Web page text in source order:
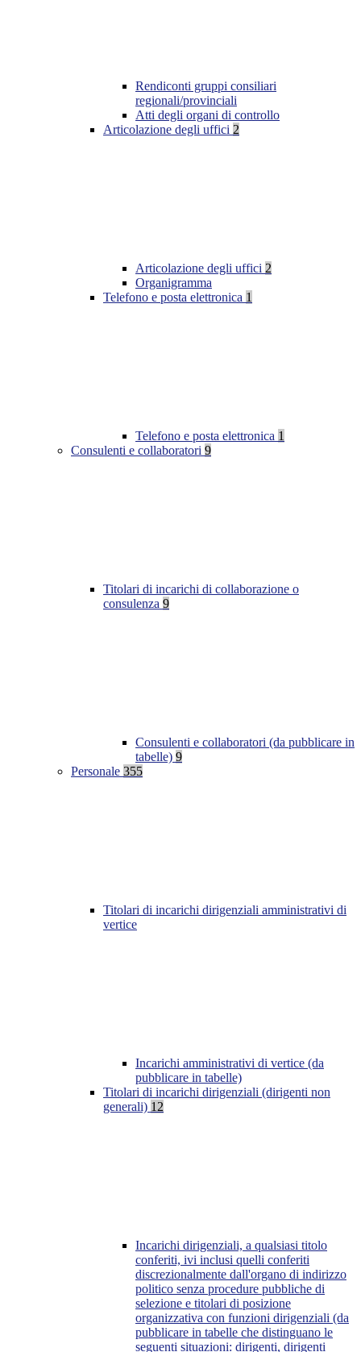
Rendiconti gruppi consiliari
regionali/provinciali
Atti degli organi di controllo
Articolazione degli uffici 2
Articolazione degli uffici 2
Organigramma
Telefono e posta elettronica 1
Telefono e posta elettronica 1
Consulenti e collaboratori 9
Titolari di incarichi di collaborazione o
consulenza 9
Consulenti e collaboratori (da pubblicare in
tabelle) 9
Personale 355
Titolari di incarichi dirigenziali amministrativi di
vertice
Incarichi amministrativi di vertice (da
pubblicare in tabelle)
Titolari di incarichi dirigenziali (dirigenti non
generali) 12
Incarichi dirigenziali, a qualsiasi titolo
conferiti, ivi inclusi quelli conferiti
discrezionalmente dall'organo di indirizzo
politico senza procedure pubbliche di
selezione e titolari di posizione
organizzativa con funzioni dirigenziali (da
pubblicare in tabelle che distinguano le
seguenti situazioni: dirigenti, dirigenti